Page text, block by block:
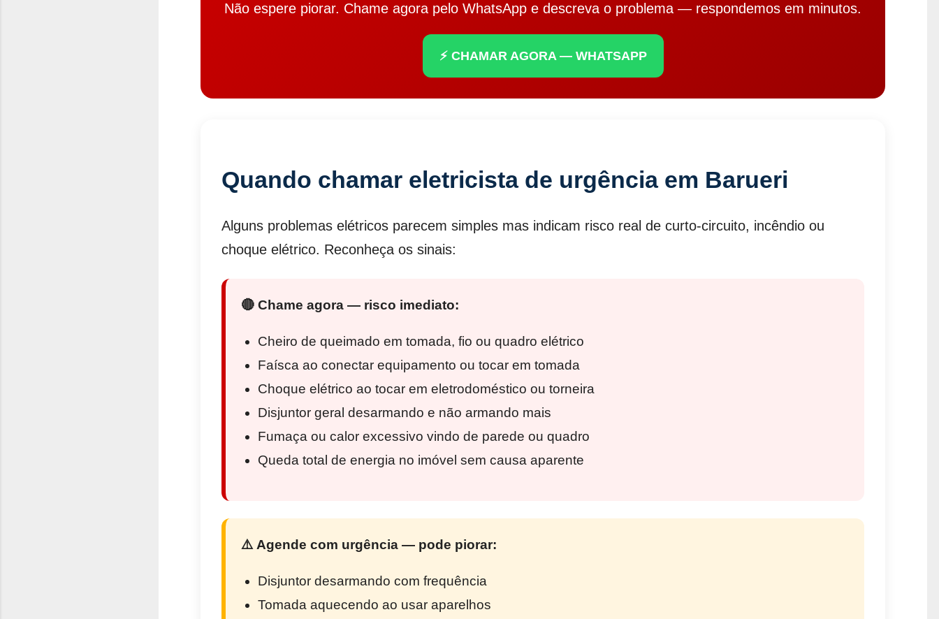
Não espere piorar. Chame agora pelo WhatsApp e descreva o problema — respondemos em minutos.
⚡ CHAMAR AGORA — WHATSAPP
Quando chamar eletricista de urgência em Barueri
Alguns problemas elétricos parecem simples mas indicam risco real de curto-circuito, incêndio ou
choque elétrico. Reconheça os sinais:
🔴 Chame agora — risco imediato:
Cheiro de queimado em tomada, fio ou quadro elétrico
Faísca ao conectar equipamento ou tocar em tomada
Choque elétrico ao tocar em eletrodoméstico ou torneira
Disjuntor geral desarmando e não armando mais
Fumaça ou calor excessivo vindo de parede ou quadro
Queda total de energia no imóvel sem causa aparente
⚠️ Agende com urgência — pode piorar:
Disjuntor desarmando com frequência
Tomada aquecendo ao usar aparelhos